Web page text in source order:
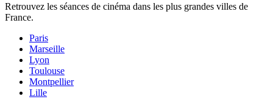
Retrouvez les séances de cinéma dans les plus grandes villes de
France.
Paris
Marseille
Lyon
Toulouse
Montpellier
Lille